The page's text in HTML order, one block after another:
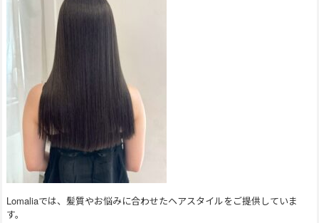
Lomaliaでは、髪質やお悩みに合わせたヘアスタイルをご提供していま
す。